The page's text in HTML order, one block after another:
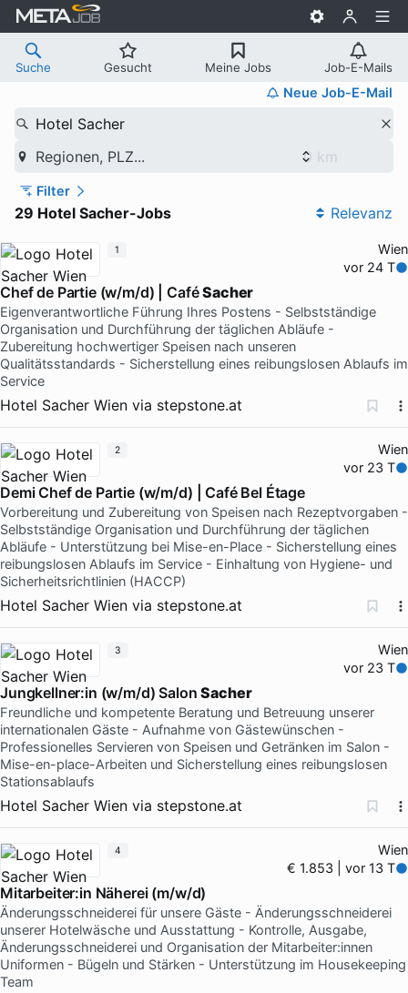
Suche Gesucht Meine Jobs Job-E-Mails
Neue Job-E-Mail
Hotel Sacher
Regionen, PLZ...
Filter
29 Hotel Sacher-Jobs Relevanz
Wien
vor 24 T
Chef de Partie (w/m/d) | CaféSacher
Eigenverantwortliche Führung Ihres Postens - Selbstständige
Organisation und Durchführung der täglichen Abläufe -
Zubereitung hochwertiger Speisen nach unseren
Qualitätsstandards - Sicherstellung eines reibungslosen Ablaufs im
Service
Hotel Sacher Wien via stepstone.at
1
Wien
vor 23 T
Demi Chef de Partie (w/m/d) | Café Bel Étage
Vorbereitung und Zubereitung von Speisen nach Rezeptvorgaben -
Selbstständige Organisation und Durchführung der täglichen
Abläufe - Unterstützung bei Mise-en-Place - Sicherstellung eines
reibungslosen Ablaufs im Service - Einhaltung von Hygiene- und
Sicherheitsrichtlinien (HACCP)
Hotel Sacher Wien via stepstone.at
2
Wien
vor 23 T
Jungkellner:in (w/m/d) SalonSacher
Freundliche und kompetente Beratung und Betreuung unserer
internationalen Gäste - Aufnahme von Gästewünschen -
Professionelles Servieren von Speisen und Getränken im Salon -
Mise-en-place-Arbeiten und Sicherstellung eines reibungslosen
Stationsablaufs
Hotel Sacher Wien via stepstone.at
3
Wien
€ 1.853 | vor 13 T
Mitarbeiter:in Näherei (m/w/d)
Änderungsschneiderei für unsere Gäste - Änderungsschneiderei
unserer Hotelwäsche und Ausstattung - Kontrolle, Ausgabe,
Änderungsschneiderei und Organisation der Mitarbeiter:innen
Uniformen - Bügeln und Stärken - Unterstützung im Housekeeping
Team
4